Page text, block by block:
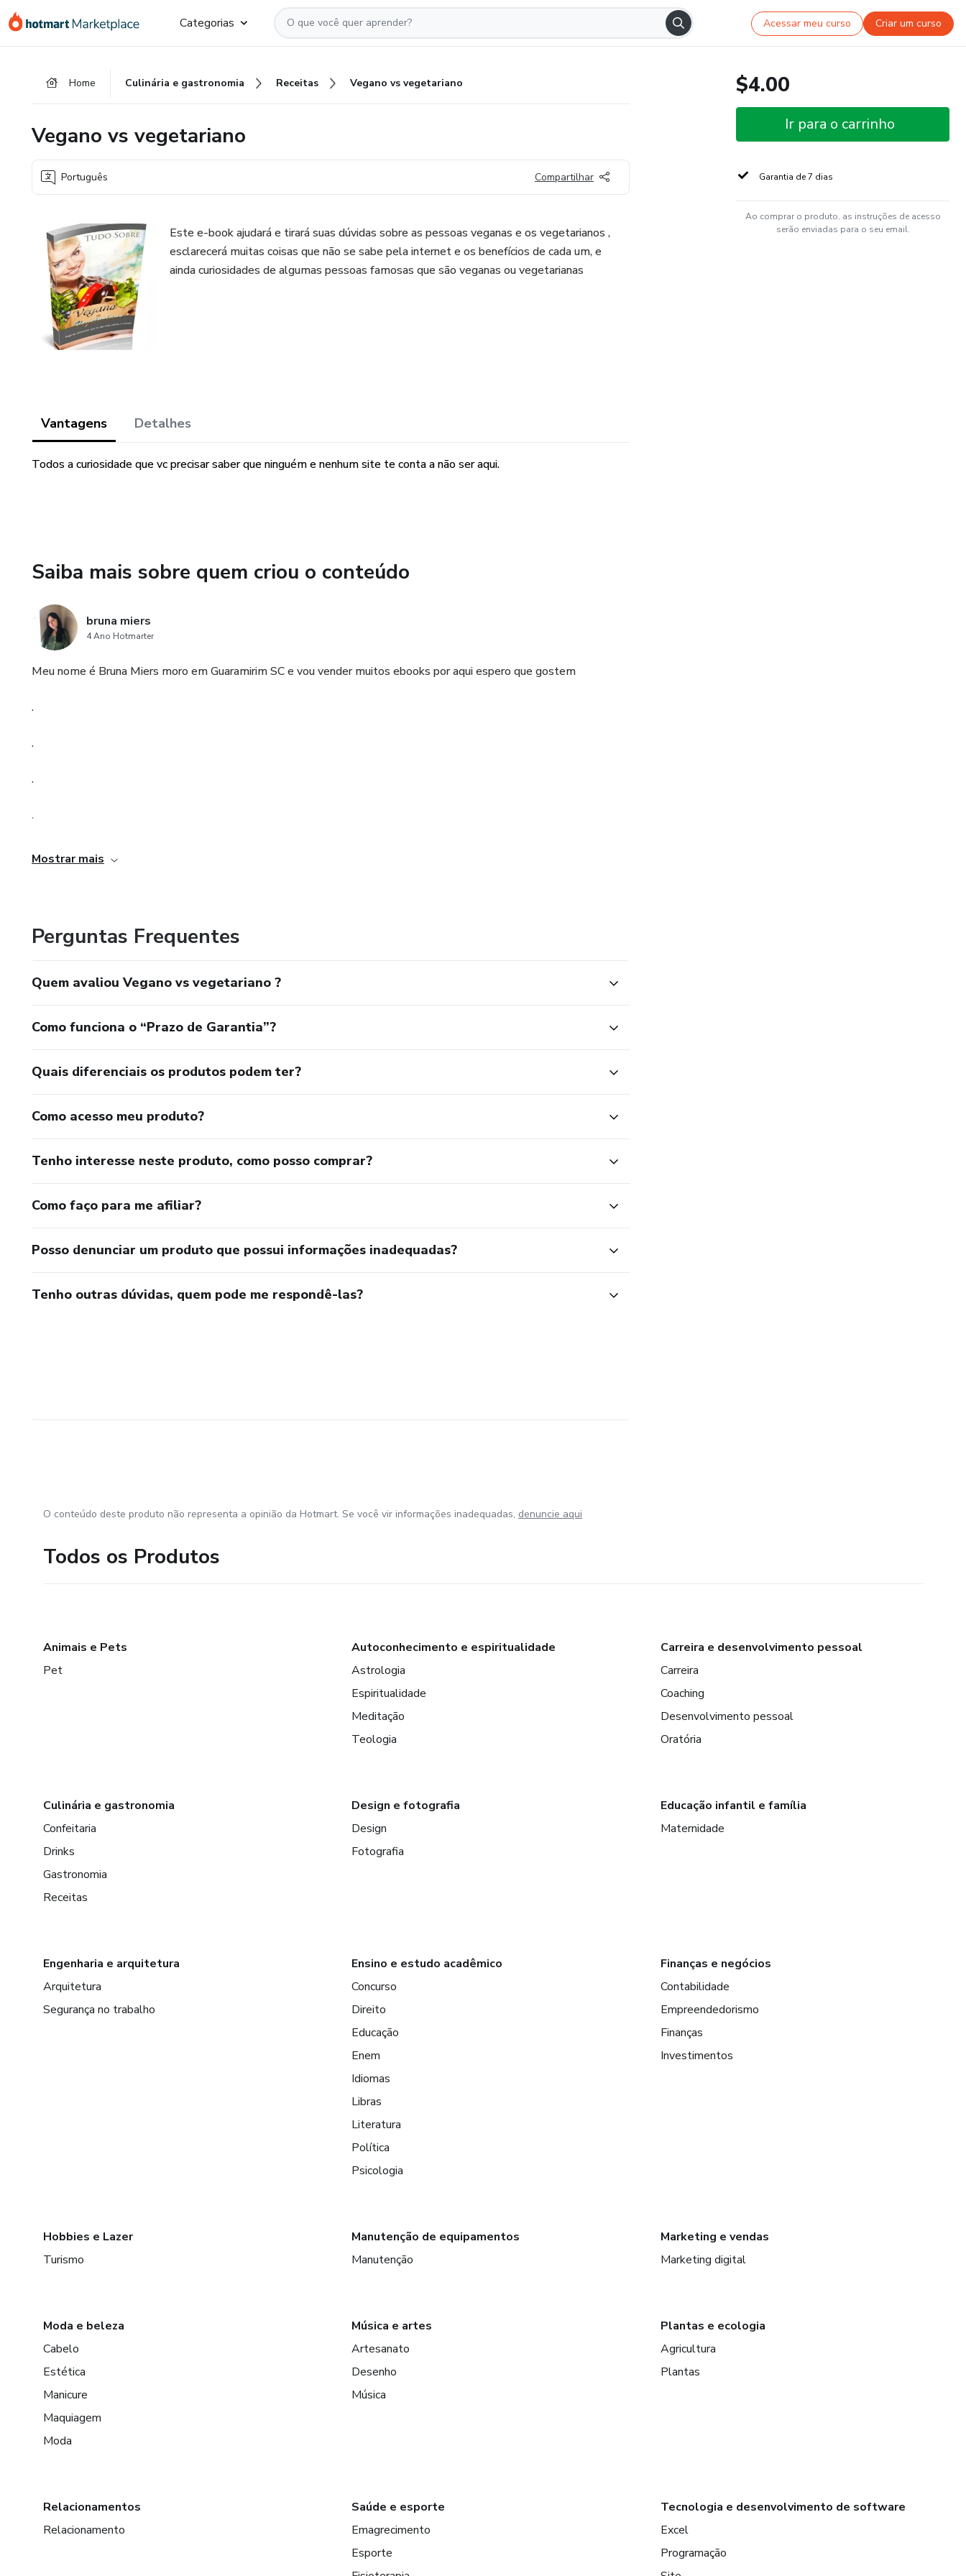
para
para
para
Categorias Acessar meu curso Criar um curso
Home Culinária e gastronomia Receitas Vegano vs vegetariano
Vegano vs vegetariano
Português Compartilhar
Este e-book ajudará e tirará suas dúvidas sobre as pessoas veganas e os vegetarianos ,
esclarecerá muitas coisas que não se sabe pela internet e os benefícios de cada um, e
ainda curiosidades de algumas pessoas famosas que são veganas ou vegetarianas
Vantagens Detalhes
Todos a curiosidade que vc precisar saber que ninguém e nenhum site te conta a não ser aqui.
Saiba mais sobre quem criou o conteúdo
bruna miers
4 Ano Hotmarter
Meu nome é Bruna Miers moro em Guaramirim SC e vou vender muitos ebooks por aqui espero que gostem
.
.
.
.
.
....
...
.
.
.
Mostrar mais
Perguntas Frequentes
Quem avaliou Vegano vs vegetariano ?
Como funciona o “Prazo de Garantia”?
Quais diferenciais os produtos podem ter?
Como acesso meu produto?
Tenho interesse neste produto, como posso comprar?
Como faço para me afiliar?
Posso denunciar um produto que possui informações inadequadas?
Tenho outras dúvidas, quem pode me respondê-las?
$4.00
Ir para o carrinho
Garantia de 7 dias
Ao comprar o produto, as instruções de acesso
serão enviadas para o seu email.
O conteúdo deste produto não representa a opinião da Hotmart. Se você vir informações inadequadas, denuncie aqui
Todos os Produtos
Animais e Pets
Pet
Autoconhecimento e espiritualidade
Astrologia
Espiritualidade
Meditação
Teologia
Carreira e desenvolvimento pessoal
Carreira
Coaching
Desenvolvimento pessoal
Oratória
Culinária e gastronomia
Confeitaria
Drinks
Gastronomia
Receitas
Design e fotografia
Design
Fotografia
Educação infantil e família
Maternidade
Engenharia e arquitetura
Arquitetura
Segurança no trabalho
Ensino e estudo acadêmico
Concurso
Direito
Educação
Enem
Idiomas
Libras
Literatura
Política
Psicologia
Finanças e negócios
Contabilidade
Empreendedorismo
Finanças
Investimentos
Hobbies e Lazer
Turismo
Manutenção de equipamentos
Manutenção
Marketing e vendas
Marketing digital
Moda e beleza
Cabelo
Estética
Manicure
Maquiagem
Moda
Música e artes
Artesanato
Desenho
Música
Plantas e ecologia
Agricultura
Plantas
Relacionamentos
Relacionamento
Saúde e esporte
Emagrecimento
Esporte
Tecnologia e desenvolvimento de software
Excel
Programação